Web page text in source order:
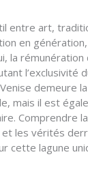
entre art,
en
la rémunération
l’exclusivité
demeure
mais il est
Comprendre
les vérités
cette lagune